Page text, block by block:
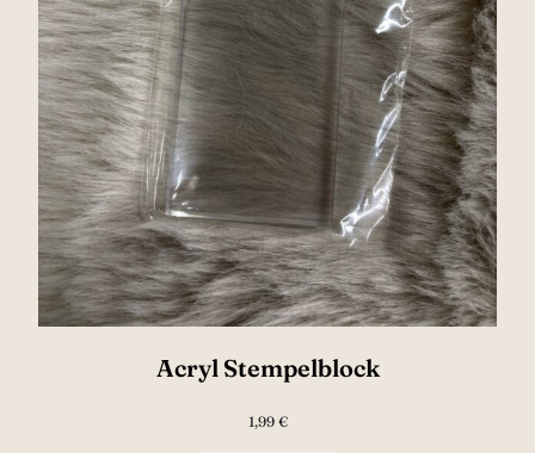
Acryl Stempelblock
1,99 €